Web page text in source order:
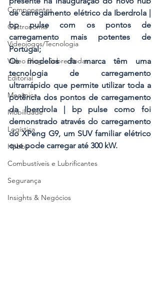
Componentes
Gastronomia
Videojogos/Tecnologia
Vídeo Blog - Sobre Rodas
Editorial
Mecânica
Mobilidade
Logística
Hobby
Combustíveis e Lubrificantes
Segurança
Insights & Negócios
de carregamento elétrico da Iberdrola |
bp pulse com os pontos de
carregamento mais potentes de
Portugal;
Os modelos da marca têm uma
tecnologia de carregamento
ultrarrápido que permite utilizar toda a
potência dos pontos de carregamento
da Iberdrola | bp pulse como foi
demonstrado através do carregamento
do XPeng G9, um SUV familiar elétrico
que pode carregar até 300 kW.